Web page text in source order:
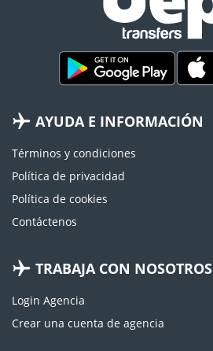
AYUDA E INFORMACIÓN
Términos y condiciones
Política de privacidad
Política de cookies
Contáctenos
TRABAJA CON NOSOTROS
Login Agencia
Crear una cuenta de agencia